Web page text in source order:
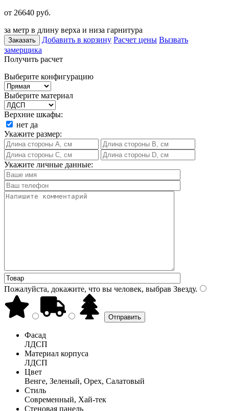
от 26640 руб.
за метр в длину верха и низа гарнитура
Заказать Добавить в корзину Расчет цены Вызвать
замерщика
Получить расчет
Выберите конфигурацию
Выберите материал
Верхние шкафы:
нет да
Укажите размер:
Укажите личные данные:
Пожалуйста, докажите, что вы человек, выбрав Звезду.
Фасад
ЛДСП
Материал корпуса
ЛДСП
Цвет
Венге, Зеленый, Орех, Салатовый
Стиль
Современный, Хай-тек
Стеновая панель